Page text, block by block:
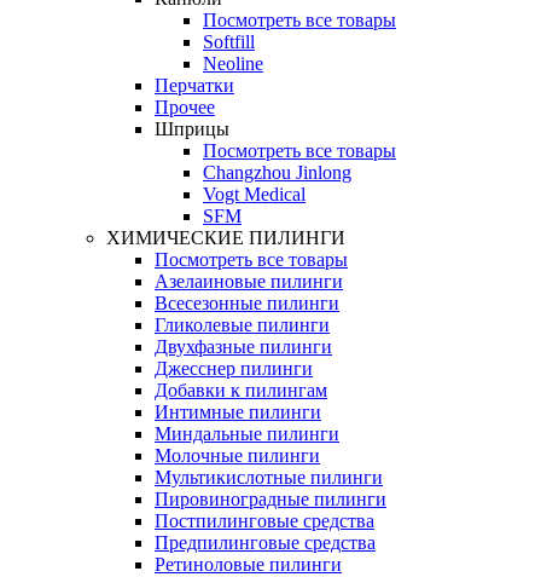
Посмотреть все товары
Softfill
Neoline
Перчатки
Прочее
Шприцы
Посмотреть все товары
Changzhou Jinlong
Vogt Medical
SFM
ХИМИЧЕСКИЕ ПИЛИНГИ
Посмотреть все товары
Азелаиновые пилинги
Всесезонные пилинги
Гликолевые пилинги
Двухфазные пилинги
Джесснер пилинги
Добавки к пилингам
Интимные пилинги
Миндальные пилинги
Молочные пилинги
Мультикислотные пилинги
Пировиноградные пилинги
Постпилинговые средства
Предпилинговые средства
Ретиноловые пилинги